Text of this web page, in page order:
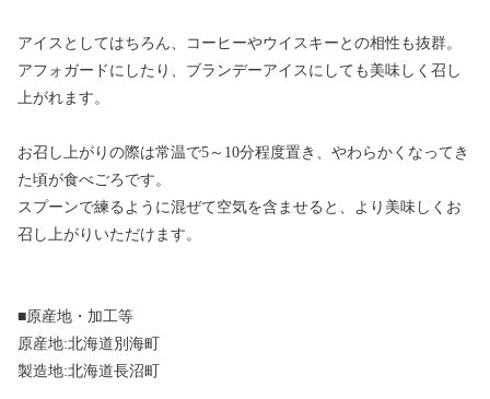
アイスとしてはちろん、コーヒーやウイスキーとの相性も抜群。
アフォガードにしたり、ブランデーアイスにしても美味しく召し
上がれます。
お召し上がりの際は常温で5～10分程度置き、やわらかくなってき
た頃が食べごろです。
スプーンで練るように混ぜて空気を含ませると、より美味しくお
召し上がりいただけます。
■原産地・加工等
原産地:北海道別海町
製造地:北海道長沼町